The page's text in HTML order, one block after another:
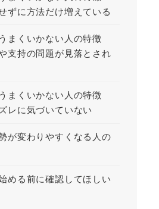
ずに方法だけ増えている
まくいかない人の特徴
支持の問題が見落とされ
まくいかない人の特徴
レに気づいていない
が変わりやすくなる人の
める前に確認してほしい